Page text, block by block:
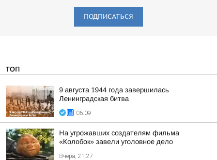
ПОДПИСАТЬСЯ
ТОП
9 августа 1944 года завершилась
Ленинградская битва
06:09
На угрожавших создателям фильма
«Колобок» завели уголовное дело
Вчера, 21:27